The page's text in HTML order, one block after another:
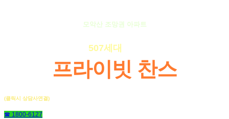
모악산 조망권 아파트
507세대
프라이빗 찬스
(클릭시 상담사연결)
☎ 1800-6127